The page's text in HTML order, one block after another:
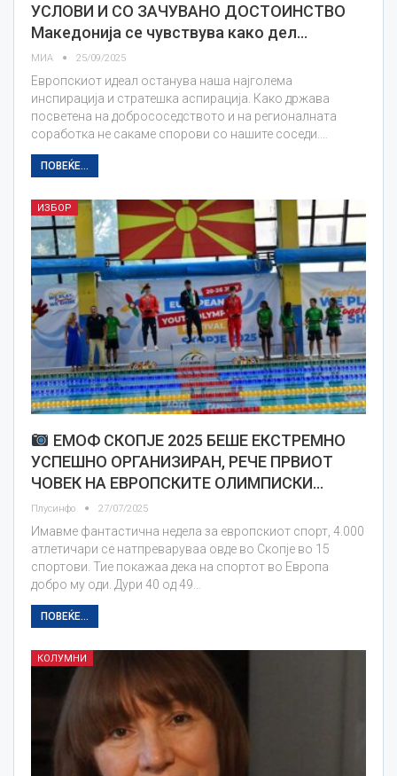
УСЛОВИ И СО ЗАЧУВАНО ДОСТОИНСТВО
Македонија се чувствува како дел…
МИА 25/09/2025
Европскиот идеал останува наша најголема
инспирација и стратешка аспирација. Како држава
посветена на добрососедството и на регионалната
соработка не сакаме спорови со нашите соседи.…
ПОВЕЌЕ...
ИЗБОР
ЕМОФ СКОПЈЕ 2025 БЕШЕ ЕКСТРЕМНО
УСПЕШНО ОРГАНИЗИРАН, РЕЧЕ ПРВИОТ
ЧОВЕК НА ЕВРОПСКИТЕ ОЛИМПИСКИ…
Плусинфо 27/07/2025
Имавме фантастична недела за европскиот спорт, 4.000
атлетичари се натпреваруваа овде во Скопје во 15
спортови. Тие покажаа дека на спортот во Европа
добро му оди. Дури 40 од 49…
ПОВЕЌЕ...
КОЛУМНИ